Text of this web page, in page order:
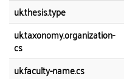
uk.thesis.type
uk.taxonomy.organization-
cs
uk.faculty-name.cs